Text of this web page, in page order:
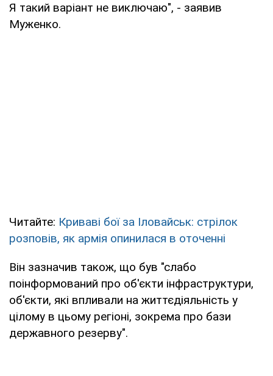
Я такий варіант не виключаю", - заявив
Муженко.
Читайте: Криваві бої за Іловайськ: стрілок
розповів, як армія опинилася в оточенні
Він зазначив також, що був "слабо
поінформований про об'єкти інфраструктури,
об'єкти, які впливали на життєдіяльність у
цілому в цьому регіоні, зокрема про бази
державного резерву".